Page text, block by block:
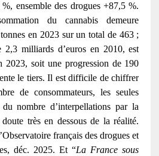
ensemble des drogues +87,5 %.
du cannabis demeure
en 2023 sur un total de 463 ;
2,3 milliards d’euros en 2010, est
2023, soit une progression de 190
le tiers. Il est difficile de chiffrer
de consommateurs, les seules
nombre d’interpellations par la
très en dessous de la réalité.
français des drogues et
déc. 2025. Et “La France sous